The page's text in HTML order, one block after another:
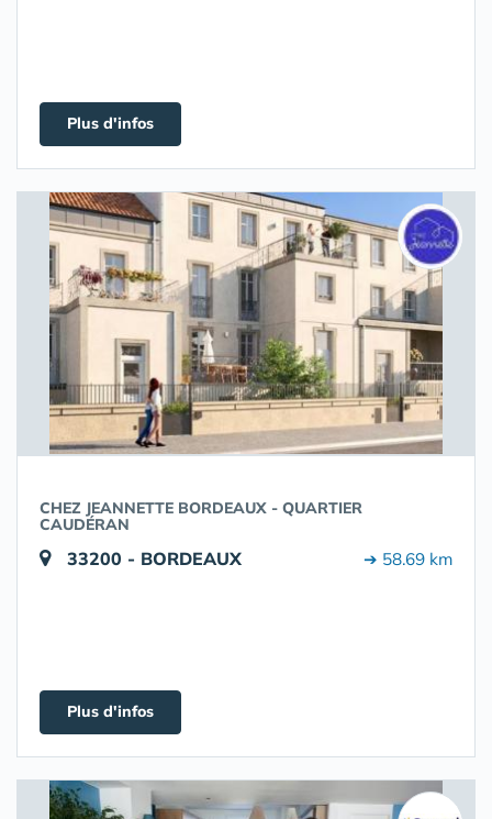
Plus d'infos
CHEZ JEANNETTE BORDEAUX - QUARTIER
CAUDÉRAN
33200 - BORDEAUX ➔ 58.69 km
Plus d'infos